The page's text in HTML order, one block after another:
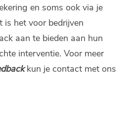
en soms ook via je
is het voor bedrijven
aan te bieden aan hun
interventie. Voor meer
kun je contact met ons